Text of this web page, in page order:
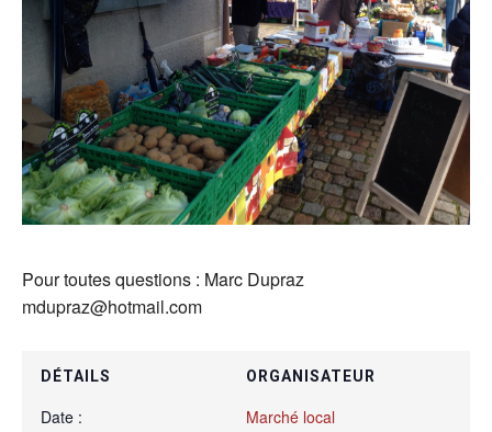
Pour toutes questions : Marc Dupraz
mdupraz@hotmail.com
DÉTAILS
Date :
ORGANISATEUR
Marché local